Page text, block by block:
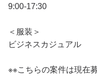
9:00-17:30
＜服装＞
ビジネスカジュアル
※※こちらの案件は現在